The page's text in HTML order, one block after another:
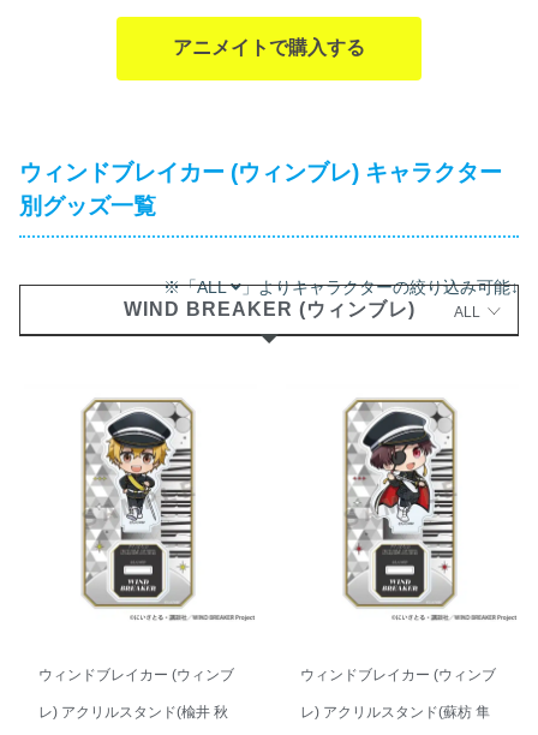
アニメイトで購入する
ウィンドブレイカー (ウィンブレ) キャラクター
別グッズ一覧
※「ALL 」よりキャラクターの絞り込み可能↓
WIND BREAKER (ウィンブレ) ALL
ウィンドブレイカー (ウィンブ
レ) アクリルスタンド(楡井 秋
ウィンドブレイカー (ウィンブ
レ) アクリルスタンド(蘇枋 隼